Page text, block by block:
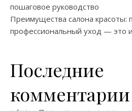
пошаговое руководство
Преимущества салона красоты:
профессиональный уход — это
Последние
комментарии